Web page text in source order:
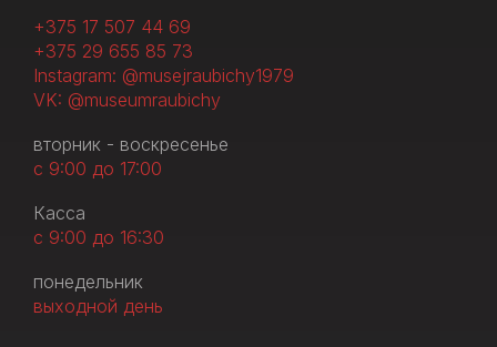
+375 17 507 44 69
+375 29 655 85 73
Instagram: @musejraubichy1979
VK: @museumraubichy
вторник - воскресенье
с 9:00 до 17:00
Касса
с 9:00 до 16:30
понедельник
выходной день